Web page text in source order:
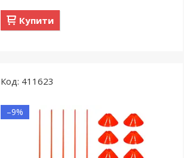
Купити
411623
–9%